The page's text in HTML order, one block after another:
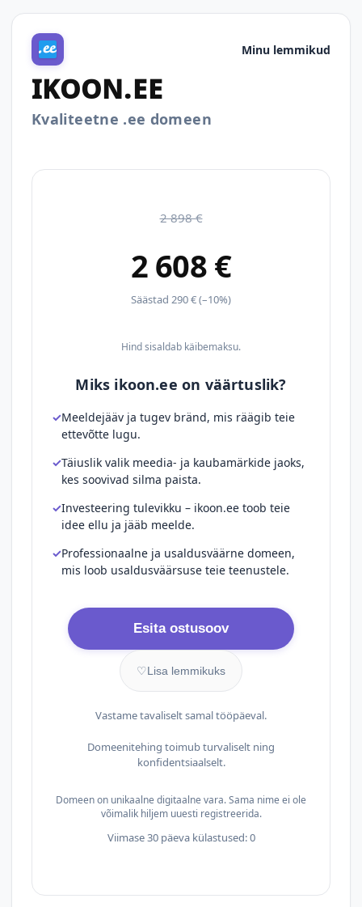
Minu lemmikud
IKOON.EE
Kvaliteetne .ee domeen
2 898 €
2 608 €
Säästad 290 € (–10%)
Hind sisaldab käibemaksu.
Miks ikoon.ee on väärtuslik?
Meeldejääv ja tugev bränd, mis räägib teie
ettevõtte lugu.
Täiuslik valik meedia- ja kaubamärkide jaoks,
kes soovivad silma paista.
Investeering tulevikku – ikoon.ee toob teie
idee ellu ja jääb meelde.
Professionaalne ja usaldusväärne domeen,
mis loob usaldusväärsuse teie teenustele.
Esita ostusoov
♡Lisa lemmikuks
Vastame tavaliselt samal tööpäeval.
Domeenitehing toimub turvaliselt ning
konfidentsiaalselt.
Domeen on unikaalne digitaalne vara. Sama nime ei ole
võimalik hiljem uuesti registreerida.
Viimase 30 päeva külastused: 0